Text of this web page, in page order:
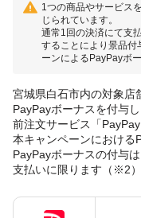
1つの商品やサービス
じられています。
通常1回の決済にて支
することにより景品付
ーンによるPayPayボ
宮城県白石市内の対象店
PayPayボーナスを付与
前注文サービス「
本キャンペーンにおける
PayPayボーナスの付与
支払いに限ります（※2）